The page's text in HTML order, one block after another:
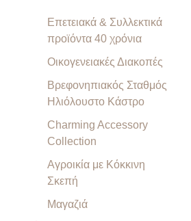
Επετειακά & Συλλεκτικά
προϊόντα 40 χρόνια
Οικογενειακές Διακοπές
Βρεφονηπιακός Σταθμός
Ηλιόλουστο Κάστρο
Charming Accessory
Collection
Αγροικία με Κόκκινη
Σκεπή
Μαγαζιά